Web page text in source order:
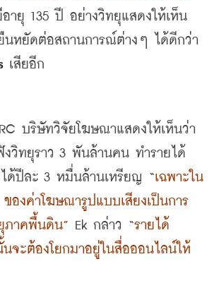
อายุ 135 ปี อย่างวิทยุแสดงให้เห็น
นหยัดต่อสถานการณ์ต่างๆ ได้ดีกว่า
เสียอีก
บริษัทวิจัยโฆษณาแสดงให้เห็นว่า
วิทยุราว 3 พันล้านคน ทำรายได้
ด้ปีละ 3 หมื่นล้านเหรียญ “เฉพาะใน
ของค่าโฆษณารูปแบบเสียงเป็นการ
ภาคพื้นดิน” Ek กล่าว “รายได้
จะต้องโยกมาอยู่ในสื่อออนไลน์ให้